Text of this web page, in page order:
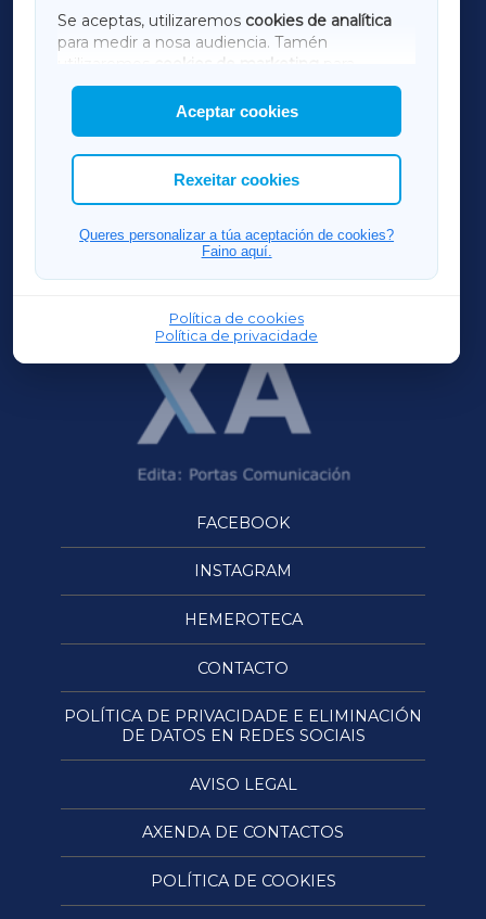
Se aceptas, utilizaremos cookies de analítica
para medir a nosa audiencia. Tamén
utilizaremos
cookies de marketing
mostrar publicidade de terceiros.
Así mesmo, podes personalizar a elección das
cookies que desexas permitir.
Aceptar cookies
Rexeitar cookies
Queres personalizar a túa aceptación de cookies?
Faino aquí.
Política de cookies
Política de privacidade
AMARIÑAXA
RIBEIRASACRAXA
ACORUÑAXA
FERROLXA
OURENSEXA
FACEBOOK
INSTAGRAM
HEMEROTECA
CONTACTO
POLÍTICA DE PRIVACIDADE E ELIMINACIÓN
DE DATOS EN REDES SOCIAIS
AVISO LEGAL
AXENDA DE CONTACTOS
POLÍTICA DE COOKIES